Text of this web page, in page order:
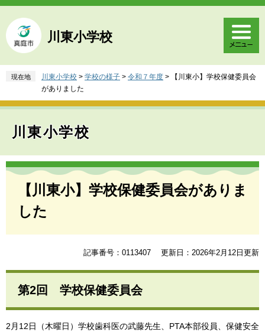
ペ
ジ
の
頭
。
メ
ュ
ー
飛
て
川東小学校
現在地 川東小学校 > 学校の様子 > 令和７年度 >
【川東小】学校保健委員会
がありました
川東小学校
本
【川東小】学校保健委員会がありま
した
記事番号：0113407 更新日：2026年2月12日更新
第2回 学校保健委員会
2月12日（木曜日）学校歯科医の武藤先生、PTA本部役員、保健安全